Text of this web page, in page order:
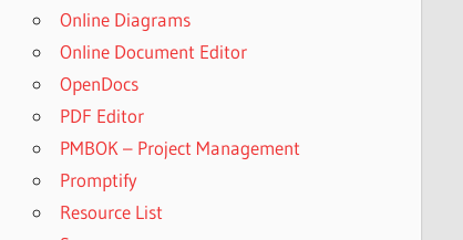
Online Diagrams
Online Document Editor
OpenDocs
PDF Editor
PMBOK – Project Management
Promptify
Resource List